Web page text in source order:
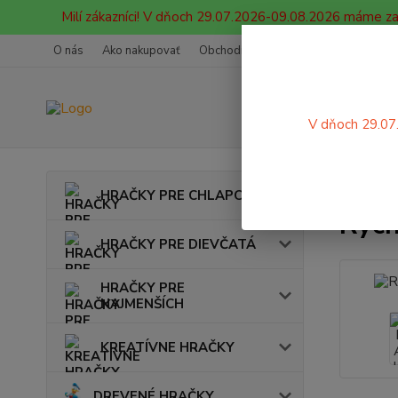
Milí zákazníci! V dňoch 29.07.2026-09.08.2026 máme
O nás Ako nakupovať Obchodné podmienky
HRAČKY PRE CHLAPCOV
HRAČKY PRE DIEVČATÁ
HRAČKY PRE
NAJMENŠÍCH
KREATÍVNE HRAČKY
V dňoch